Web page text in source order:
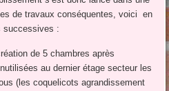
de travaux conséquentes, voici en
successives :
de 5 chambres après
au dernier étage secteur les
(les coquelicots agrandissement